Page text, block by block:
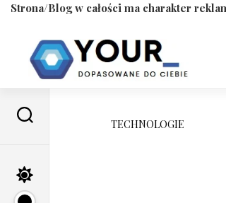
Strona/Blog w całości ma charakter
content
TECHNOLOGIE